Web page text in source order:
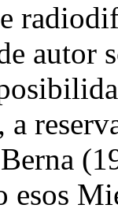
autor
a
esos